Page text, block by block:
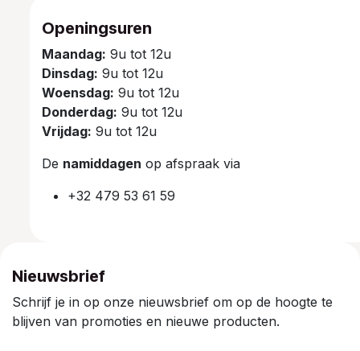
Openingsuren
Maandag: 9u tot 12u
Dinsdag: 9u tot 12u
Woensdag: 9u tot 12u
Donderdag: 9u tot 12u
Vrijdag: 9u tot 12u
De namiddagen op afspraak via
+32 479 53 61 59
Nieuwsbrief
Schrijf je in op onze nieuwsbrief om op de hoogte te
blijven van promoties en nieuwe producten.